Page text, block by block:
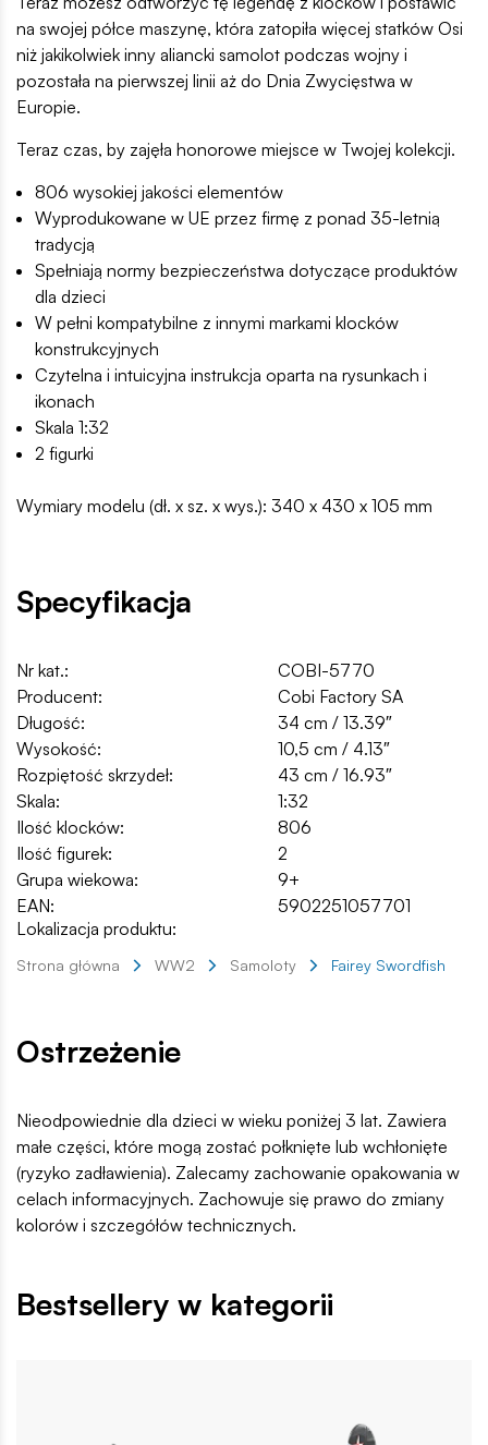
na swojej półce maszynę, która zatopiła więcej statków Osi
niż jakikolwiek inny aliancki samolot podczas wojny i
pozostała na pierwszej linii aż do Dnia Zwycięstwa w
Europie.
Teraz czas, by zajęła honorowe miejsce w Twojej kolekcji.
806 wysokiej jakości elementów
Wyprodukowane w UE przez firmę z ponad 35-letnią
tradycją
Spełniają normy bezpieczeństwa dotyczące produktów
dla dzieci
W pełni kompatybilne z innymi markami klocków
konstrukcyjnych
Czytelna i intuicyjna instrukcja oparta na rysunkach i
ikonach
Skala 1:32
2 figurki
Wymiary modelu (dł. x sz. x wys.): 340 x 430 x 105 mm
Specyfikacja
Nr kat.:
COBI-5770
Producent:
Cobi Factory SA
Długość:
34 cm / 13.39″
Wysokość:
10,5 cm / 4.13″
Rozpiętość skrzydeł:
43 cm / 16.93″
Skala:
1:32
Ilość klocków:
806
Ilość figurek:
2
Grupa wiekowa:
9+
EAN:
5902251057701
Lokalizacja produktu:
Strona główna WW2 Samoloty Fairey Swordfish
Ostrzeżenie
Nieodpowiednie dla dzieci w wieku poniżej 3 lat. Zawiera
małe części, które mogą zostać połknięte lub wchłonięte
(ryzyko zadławienia). Zalecamy zachowanie opakowania w
celach informacyjnych. Zachowuje się prawo do zmiany
kolorów i szczegółów technicznych.
Bestsellery w kategorii